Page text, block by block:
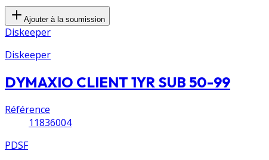
Ajouter à la soumission
Diskeeper
Diskeeper
DYMAXIO CLIENT 1YR SUB 50-99
Référence
11836004
PDSF